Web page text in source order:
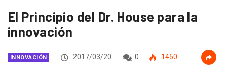
El Principio del Dr. House para la
innovación
INNOVACIÓN 2017/03/20 0 1450